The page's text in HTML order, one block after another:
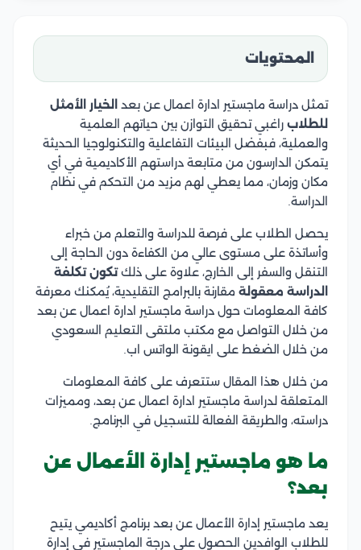
المحتويات
تمثل دراسة ماجستير ادارة اعمال عن بعد الخيار الأمثل
للطلاب راغبي تحقيق التوازن بين حياتهم العلمية
والعملية، فبفضل البيئات التفاعلية والتكنولوجيا الحديثة
يتمكن الدارسون من متابعة دراستهم الأكاديمية في أي
مكان وزمان، مما يعطي لهم مزيد من التحكم في نظام
الدراسة.
يحصل الطلاب على فرصة للدراسة والتعلم من خبراء
وأساتذة على مستوى عالي من الكفاءة دون الحاجة إلى
التنقل والسفر إلى الخارج، علاوة على ذلكتكون تكلفة
الدراسة معقولة مقارنة بالبرامج التقليدية، يُمكنك معرفة
كافة المعلومات حول دراسة ماجستير ادارة اعمال عن بعد
من خلال التواصل مع مكتب ملتقى التعليم السعودي
من خلال الضغط على ايقونة الواتس اب.
من خلال هذا المقال ستتعرف على كافة المعلومات
المتعلقة لدراسة ماجستير ادارة اعمال عن بعد، ومميزات
دراسته، والطريقة الفعالة للتسجيل في البرنامج.
ما هو ماجستير إدارة الأعمال عن
بعد؟
يعد ماجستير إدارة الأعمال عن بعد برنامج أكاديمي يتيح
للطلاب الوافدين الحصول على درجة الماجستير في إدارة